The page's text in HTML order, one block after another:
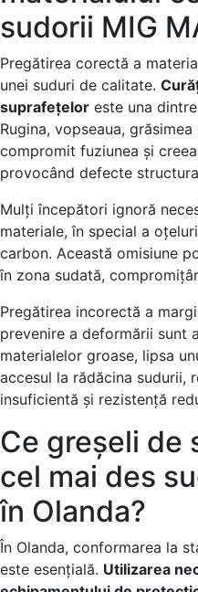
sudorii MIG
Pregătirea corectă a
unei suduri de calitate.
suprafețelor este una
Rugina, vopseaua,
compromit fuziunea și
provocând defecte
Mulți începători ignoră
materiale, în special a
carbon. Această omisiune
în zona sudată,
Pregătirea incorectă a
prevenire a deformării sunt
materialelor groase, lipsa
accesul la rădăcina sudurii,
insuficientă și rezistență
Ce greșeli de
cel mai des
în Olanda?
În Olanda, conformarea la
este esențială. Utilizarea